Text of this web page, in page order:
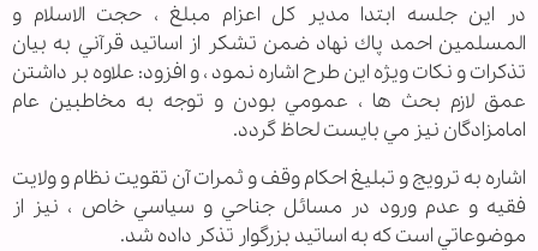
در اين جلسه ابتدا مدير كل اعزام مبلغ ، حجت الاسلام و
المسلمين احمد پاك نهاد ضمن تشكر از اساتيد قرآني به بيان
تذكرات و نكات ويژه اين طرح اشاره نمود ، و افزود: علاوه بر داشتن
عمق لازم بحث ها ، عمومي بودن و توجه به مخاطبين عام
امامزادگان نيز مي بايست لحاظ گردد.
اشاره به ترويج و تبليغ احكام وقف و ثمرات آن تقويت نظام و ولايت
فقيه و عدم ورود در مسائل جناحي و سياسي خاص ، نيز از
موضوعاتي است كه به اساتيد بزرگوار تذكر داده شد.